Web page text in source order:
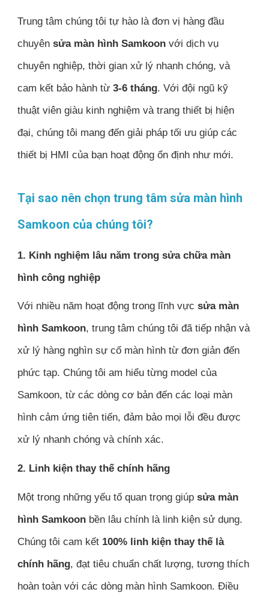
Trung tâm chúng tôi tự hào là đơn vị hàng đầu
chuyênsửa màn hình Samkoon với dịch vụ
chuyên nghiệp, thời gian xử lý nhanh chóng, và
cam kết bảo hành từ3-6 tháng. Với đội ngũ kỹ
thuật viên giàu kinh nghiệm và trang thiết bị hiện
đại, chúng tôi mang đến giải pháp tối ưu giúp các
thiết bị HMI của bạn hoạt động ổn định như mới.
Tại sao nên chọn trung tâm sửa màn hình
Samkoon của chúng tôi?
1. Kinh nghiệm lâu năm trong sửa chữa màn
hình công nghiệp
Với nhiều năm hoạt động trong lĩnh vựcsửa màn
hình Samkoon, trung tâm chúng tôi đã tiếp nhận và
xử lý hàng nghìn sự cố màn hình từ đơn giản đến
phức tạp. Chúng tôi am hiểu từng model của
Samkoon, từ các dòng cơ bản đến các loại màn
hình cảm ứng tiên tiến, đảm bảo mọi lỗi đều được
xử lý nhanh chóng và chính xác.
2. Linh kiện thay thế chính hãng
Một trong những yếu tố quan trọng giúpsửa màn
hình Samkoon bền lâu chính là linh kiện sử dụng.
Chúng tôi cam kết 100% linh kiện thay thế là
chính hãng, đạt tiêu chuẩn chất lượng, tương thích
hoàn toàn với các dòng màn hình Samkoon. Điều